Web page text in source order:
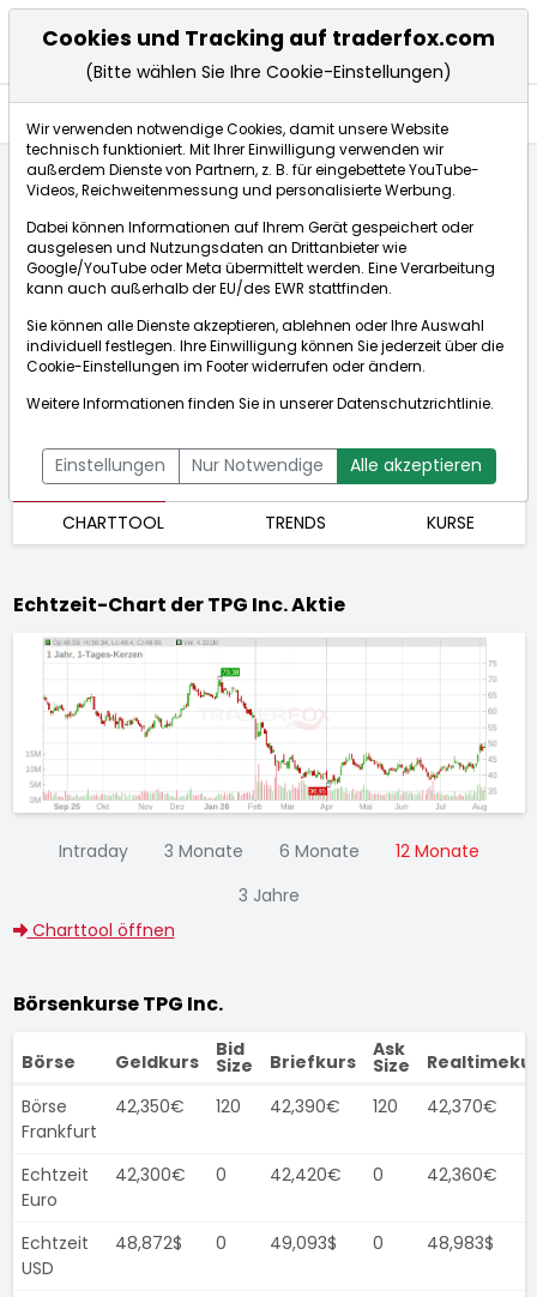
[WKN: A3DC2Y | ISIN:
US8726571016]
Aktienkurse
Echtzeit-Aktienkurs TPG Inc.
Bid:48,872$Ask:
ÜBERSICHT FUNDAMENTAL
NACHRICHTEN
CHARTTOOL
TRENDS KURSE
Echtzeit-Chart der TPG Inc. Aktie
Intraday 3 Monate 6 Monate
12 Monate
3 Jahre
Charttool öffnen
Börsenkurse TPG Inc.
Börse Geldkurs
Bid
Size Briefkurs
Ask
Size
Börse
Frankfurt
42,350€ 120 42,390€ 120 42,370€
Echtzeit
Euro
42,300€ 0 42,420€ 0 42,360€
Echtzeit
USD
48,872$ 0 49,093$ 0 48,983$
Cookies und Tracking auf traderfox.com
(Bitte wählen Sie Ihre Cookie-Einstellungen)
Wir verwenden notwendige Cookies, damit unsere Website
technisch funktioniert. Mit Ihrer Einwilligung verwenden wir
außerdem Dienste von Partnern, z. B. für eingebettete YouTube-
Videos, Reichweitenmessung und personalisierte Werbung.
Dabei können Informationen auf Ihrem Gerät gespeichert oder
ausgelesen und Nutzungsdaten an Drittanbieter wie
Google/YouTube oder Meta übermittelt werden. Eine Verarbeitung
kann auch außerhalb der EU/des EWR stattfinden.
Sie können alle Dienste akzeptieren, ablehnen oder Ihre Auswahl
individuell festlegen. Ihre Einwilligung können Sie jederzeit über die
Cookie-Einstellungen im Footer widerrufen oder ändern.
Weitere Informationen finden Sie in unsererDatenschutzrichtlinie.
Einstellungen Nur Notwendige Alle akzeptieren